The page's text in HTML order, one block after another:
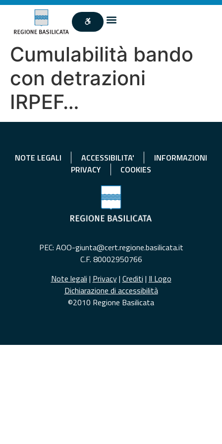
Cumulabilità bando
con detrazioni
IRPEF…
NOTE LEGALI ACCESSIBILITA'
INFORMAZIONI
PRIVACY
COOKIES
PEC: AOO-giunta@cert.regione.basilicata.it
C.F. 80002950766
Note legali | Privacy| Crediti | Il Logo
Dichiarazione di accessibilità
©2010 Regione Basilicata